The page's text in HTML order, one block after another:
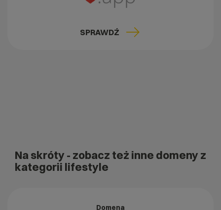
SPRAWDŹ
Na skróty - zobacz też inne domeny z
kategorii lifestyle
Domena